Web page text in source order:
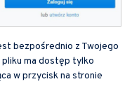
bezpośrednio z Twojego
ma dostęp tylko
w przycisk na stronie